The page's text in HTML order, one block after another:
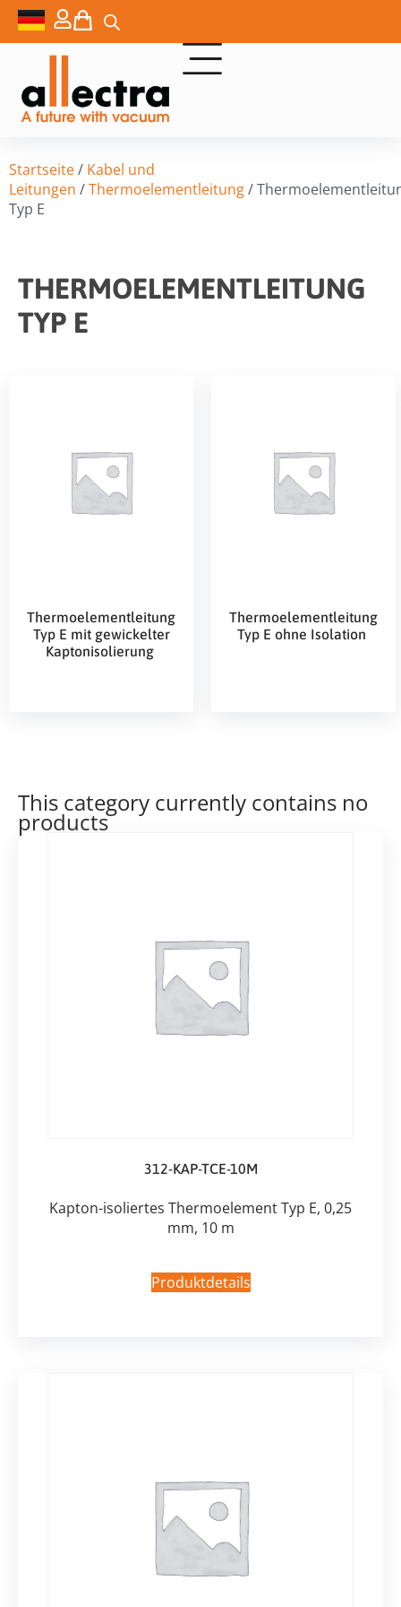
Startseite/ Kabel und
Leitungen /Thermoelementleitung/
Typ E
THERMOELEMENTLEITUNG
TYP E
Thermoelementleitung
Typ E mit gewickelter
Kaptonisolierung
Thermoelementleitung
Typ E ohne Isolation
This category currently contains no
products
312-KAP-TCE-10M
Kapton-isoliertes Thermoelement Typ E, 0,25
mm, 10 m
Produktdetails